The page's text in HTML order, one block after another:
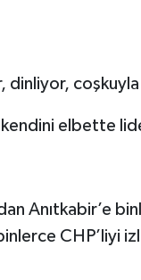
coşkuyla
elbette
Anıtkabir’e
CHP’liyi